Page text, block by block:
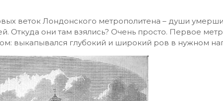
веток Лондонского метрополитена – души
Откуда они там взялись? Очень просто. Первое
выкапывался глубокий и широкий ров в нужном